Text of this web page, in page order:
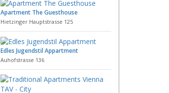
Apartment The Guesthouse
Hietzinger Hauptstrasse 125
Edles Jugendstil Appartment
Auhofstrasse 136